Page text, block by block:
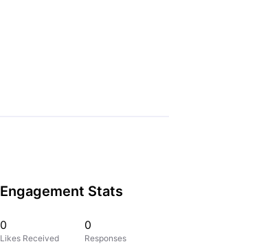
Engagement Stats
0
Likes Received
0
Responses